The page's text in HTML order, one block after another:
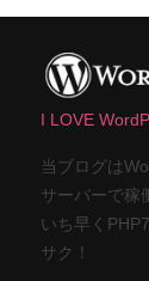
I LOVE
当ブログは
サーバーで稼
いち早く
サク！